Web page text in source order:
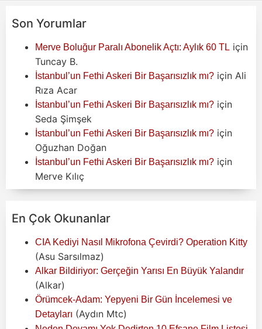
Son Yorumlar
Merve Boluğur Paralı Abonelik Açtı: Aylık 60 TL için
Tuncay B.
İstanbul’un Fethi Askeri Bir Başarısızlık mı? için Ali
Rıza Acar
İstanbul’un Fethi Askeri Bir Başarısızlık mı? için
Seda Şimşek
İstanbul’un Fethi Askeri Bir Başarısızlık mı? için
Oğuzhan Doğan
İstanbul’un Fethi Askeri Bir Başarısızlık mı? için
Merve Kılıç
En Çok Okunanlar
CIA Kediyi Nasıl Mikrofona Çevirdi? Operation Kitty
(Asu Sarsılmaz)
Alkar Bildiriyor: Gerçeğin Yarısı En Büyük Yalandır
(Alkar)
Örümcek-Adam: Yepyeni Bir Gün İncelemesi ve
Detayları (Aydın Mtc)